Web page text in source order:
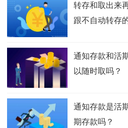
转存和取出来
跟不自动转存
通知存款和活
以随时取吗？
通知存款是活
期存款吗？